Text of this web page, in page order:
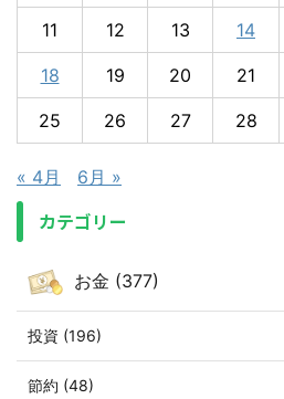
11 12 13 14
18 19 20 21
25 26 27 28
« 4月 6月 »
カテゴリー
お金 (377)
投資 (196)
節約 (48)